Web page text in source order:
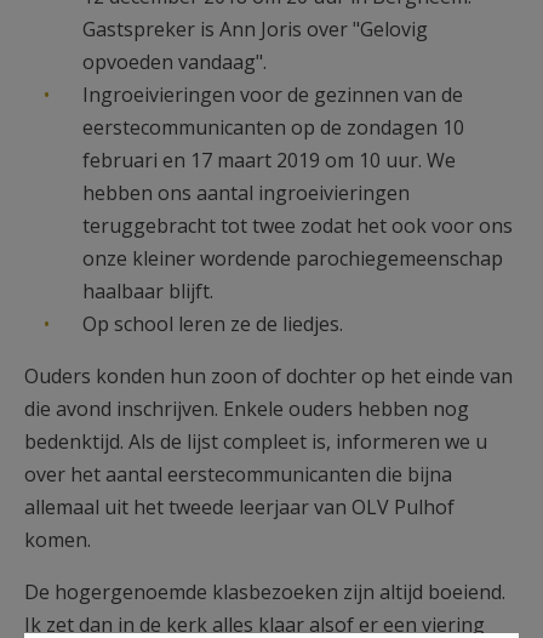
Gastspreker is Ann Joris over "Gelovig
opvoeden vandaag".
Ingroeivieringen voor de gezinnen van de
eerstecommunicanten op de zondagen 10
februari en 17 maart 2019 om 10 uur. We
hebben ons aantal ingroeivieringen
teruggebracht tot twee zodat het ook voor ons
onze kleiner wordende parochiegemeenschap
haalbaar blijft.
Op school leren ze de liedjes.
Ouders konden hun zoon of dochter op het einde van
die avond inschrijven. Enkele ouders hebben nog
bedenktijd. Als de lijst compleet is, informeren we u
over het aantal eerstecommunicanten die bijna
allemaal uit het tweede leerjaar van OLV Pulhof
komen.
De hogergenoemde klasbezoeken zijn altijd boeiend.
Ik zet dan in de kerk alles klaar alsof er een viering